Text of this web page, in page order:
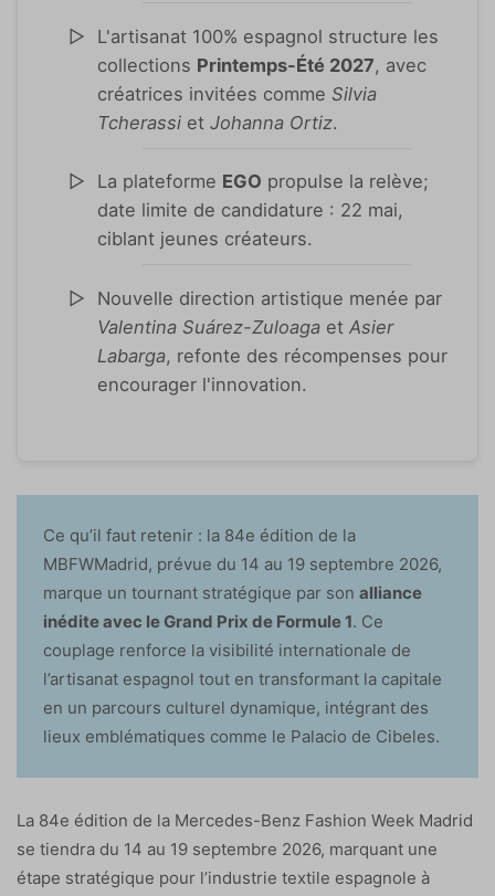
L'artisanat 100% espagnol structure les
collections Printemps-Été 2027, avec
créatrices invitées commeSilvia
Tcherassi etJohanna Ortiz.
La plateforme EGO propulse la relève;
date limite de candidature : 22 mai,
ciblant jeunes créateurs.
Nouvelle direction artistique menée par
Valentina Suárez-Zuloaga etAsier
Labarga, refonte des récompenses pour
encourager l'innovation.
Ce qu’il faut retenir : la 84e édition de la
MBFWMadrid, prévue du 14 au 19 septembre 2026,
marque un tournant stratégique par son alliance
inédite avec le Grand Prix de Formule 1. Ce
couplage renforce la visibilité internationale de
l’artisanat espagnol tout en transformant la capitale
en un parcours culturel dynamique, intégrant des
lieux emblématiques comme le Palacio de Cibeles.
La 84e édition de la Mercedes-Benz Fashion Week Madrid
se tiendra du 14 au 19 septembre 2026, marquant une
étape stratégique pour l’industrie textile espagnole à